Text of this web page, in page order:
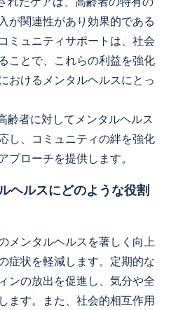
が関連性があり効果的である
ミュニティサポートは、社会
ことで、これらの利益を強化
おけるメンタルヘルスにとっ
齢者に対してメンタルヘルス
し、コミュニティの絆を強化
プローチを提供します。
ヘルスにどのような役割
メンタルヘルスを著しく向上
症状を軽減します。定期的な
ンの放出を促進し、気分や全
ます。また、社会的相互作用